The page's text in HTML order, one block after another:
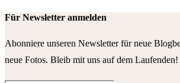
Für Newsletter anmelden
Abonniere unseren Newsletter für neue
neue Fotos. Bleib mit uns auf dem Laufenden!